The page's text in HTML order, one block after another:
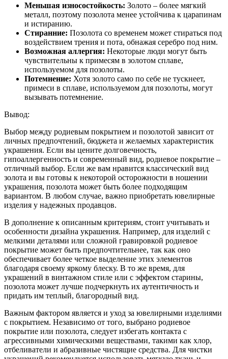
Меньшая износостойкость: Золото – более мягкий
металл, поэтому позолота менее устойчива к царапинам
и истиранию.
Стиранние: Позолота со временем может стираться под
воздействием трения и пота, обнажая серебро под ним.
Возможная аллергия: Некоторые люди могут быть
чувствительны к примесям в золотом сплаве,
используемом для позолоты.
Потемнение: Хотя золото само по себе не тускнеет,
примеси в сплаве, используемом для позолоты, могут
вызывать потемнение.
Вывод:
Выбор между родиевым покрытием и позолотой зависит от
личных предпочтений, бюджета и желаемых характеристик
украшения. Если вы цените долговечность,
гипоаллергенность и современный вид, родиевое покрытие –
отличный выбор. Если же вам нравится классический вид
золота и вы готовы к некоторой осторожности в ношении
украшения, позолота может быть более подходящим
вариантом. В любом случае, важно приобретать ювелирные
изделия у надежных продавцов.
В дополнение к описанным критериям, стоит учитывать и
особенности дизайна украшения. Например, для изделий с
мелкими деталями или сложной гравировкой родиевое
покрытие может быть предпочтительнее, так как оно
обеспечивает более четкое выделение этих элементов
благодаря своему яркому блеску. В то же время, для
украшений в винтажном стиле или с эффектом старины,
позолота может лучше подчеркнуть их аутентичность и
придать им теплый, благородный вид.
Важным фактором является и уход за ювелирными изделиями
с покрытием. Независимо от того, выбрано родиевое
покрытие или позолота, следует избегать контакта с
агрессивными химическими веществами, такими как хлор,
отбеливатели и абразивные чистящие средства. Для чистки